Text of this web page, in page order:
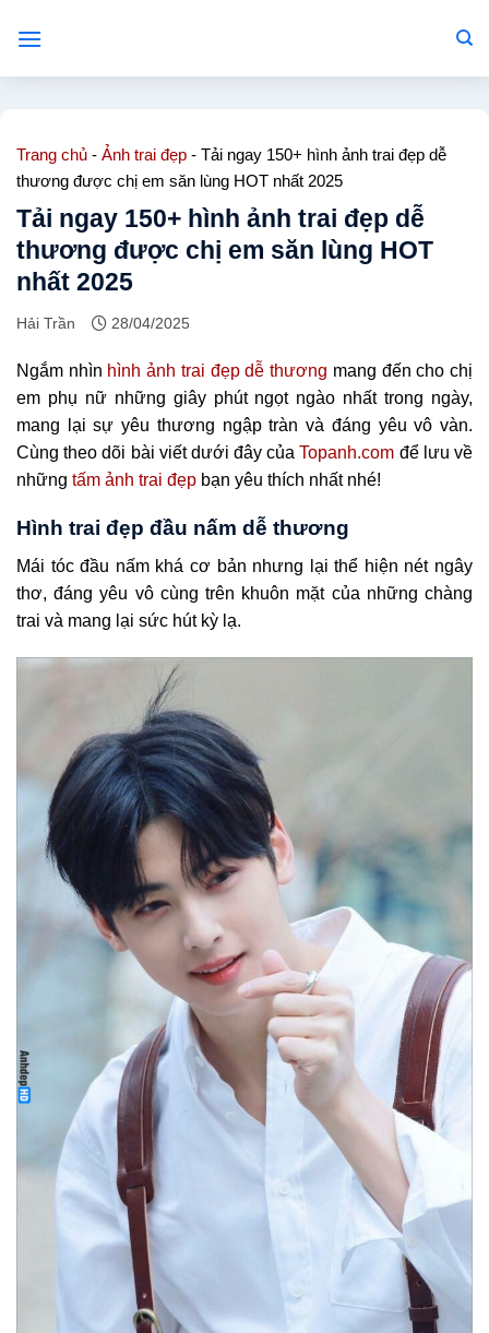
qua
Trang chủ - Ảnh trai đẹp - Tải ngay 150+ hình ảnh trai đẹp dễ
thương được chị em săn lùng HOT nhất 2025
Tải ngay 150+ hình ảnh trai đẹp dễ
thương được chị em săn lùng HOT
nhất 2025
Hải Trần 28/04/2025
Ngắm nhìn hình ảnh trai đẹp dễ thương mang đến cho chị
em phụ nữ những giây phút ngọt ngào nhất trong ngày,
mang lại sự yêu thương ngập tràn và đáng yêu vô vàn.
Cùng theo dõi bài viết dưới đây củaTopanh.com để lưu về
những tấm ảnh trai đẹp bạn yêu thích nhất nhé!
Hình trai đẹp đầu nấm dễ thương
Mái tóc đầu nấm khá cơ bản nhưng lại thể hiện nét ngây
thơ, đáng yêu vô cùng trên khuôn mặt của những chàng
trai và mang lại sức hút kỳ lạ.